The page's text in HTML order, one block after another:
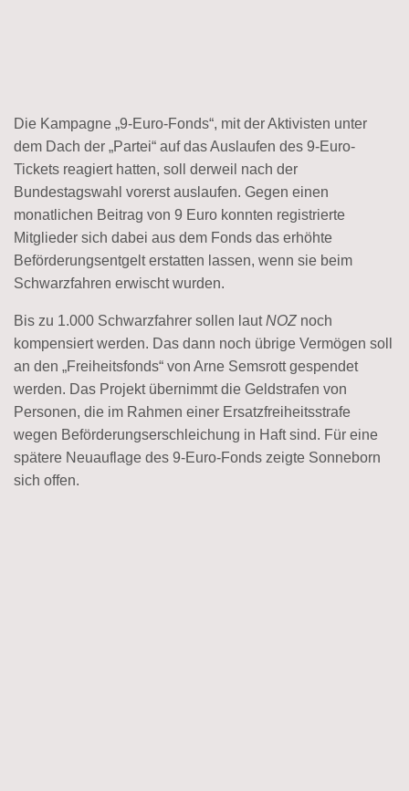
Die Kampagne „9-Euro-Fonds“, mit der Aktivisten unter
dem Dach der „Partei“ auf das Auslaufen des 9-Euro-
Tickets reagiert hatten, soll derweil nach der
Bundestagswahl vorerst auslaufen. Gegen einen
monatlichen Beitrag von 9 Euro konnten registrierte
Mitglieder sich dabei aus dem Fonds das erhöhte
Beförderungsentgelt erstatten lassen, wenn sie beim
Schwarzfahren erwischt wurden.
Bis zu 1.000 Schwarzfahrer sollen lautNOZ noch
kompensiert werden. Das dann noch übrige Vermögen soll
an den „Freiheitsfonds“ von Arne Semsrott gespendet
werden. Das Projekt übernimmt die Geldstrafen von
Personen, die im Rahmen einer Ersatzfreiheitsstrafe
wegen Beförderungserschleichung in Haft sind. Für eine
spätere Neuauflage des 9-Euro-Fonds zeigte Sonneborn
sich offen.